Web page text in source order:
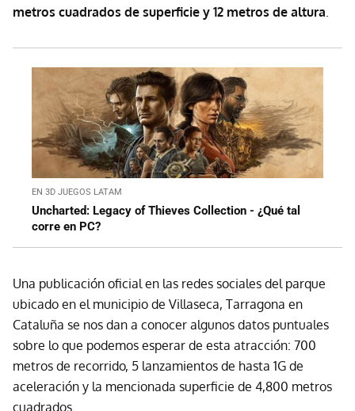
metros cuadrados de superficie y 12 metros de altura
EN 3D JUEGOS LATAM
Uncharted: Legacy of Thieves Collection - ¿Qué tal
corre en PC?
Una publicación oficial en las redes sociales del parque
ubicado en el municipio de Villaseca, Tarragona en
Cataluña se nos dan a conocer algunos datos puntuales
sobre lo que podemos esperar de esta atracción: 700
metros de recorrido, 5 lanzamientos de hasta 1G de
aceleración y la mencionada superficie de 4,800 metros
cuadrados.